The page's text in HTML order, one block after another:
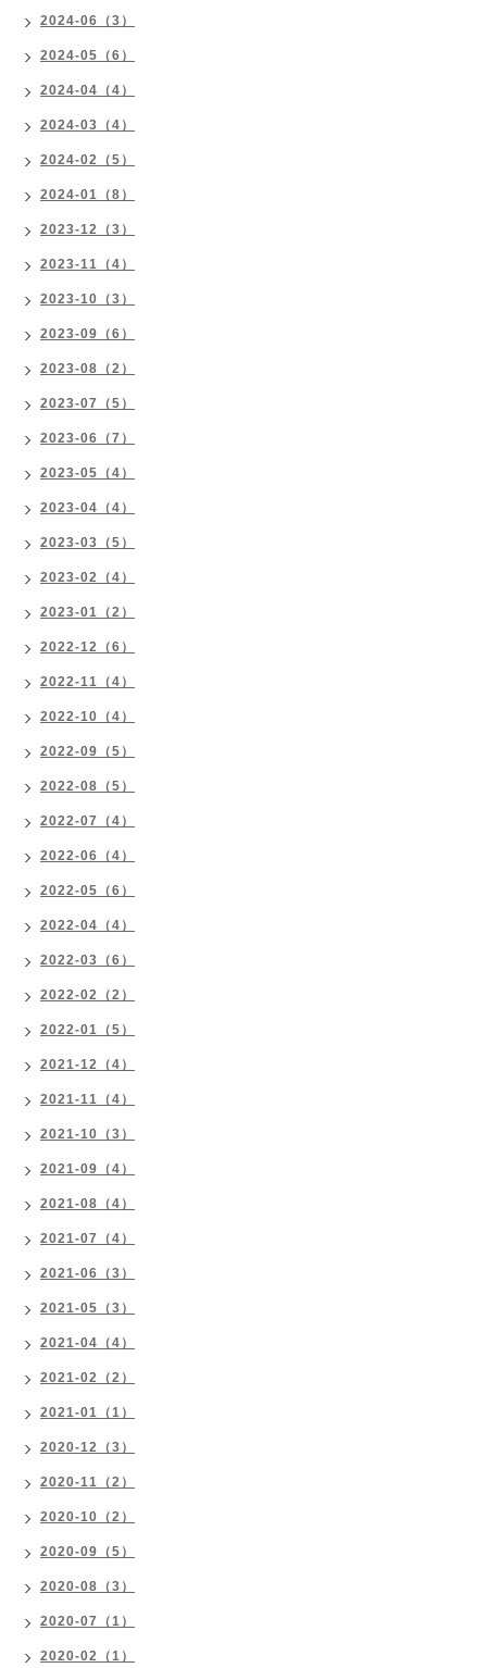
2024-06（3）
2024-05（6）
2024-04（4）
2024-03（4）
2024-02（5）
2024-01（8）
2023-12（3）
2023-11（4）
2023-10（3）
2023-09（6）
2023-08（2）
2023-07（5）
2023-06（7）
2023-05（4）
2023-04（4）
2023-03（5）
2023-02（4）
2023-01（2）
2022-12（6）
2022-11（4）
2022-10（4）
2022-09（5）
2022-08（5）
2022-07（4）
2022-06（4）
2022-05（6）
2022-04（4）
2022-03（6）
2022-02（2）
2022-01（5）
2021-12（4）
2021-11（4）
2021-10（3）
2021-09（4）
2021-08（4）
2021-07（4）
2021-06（3）
2021-05（3）
2021-04（4）
2021-02（2）
2021-01（1）
2020-12（3）
2020-11（2）
2020-10（2）
2020-09（5）
2020-08（3）
2020-07（1）
2020-02（1）